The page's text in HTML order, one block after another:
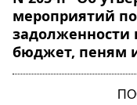
мероприятий
задолженности
бюджет, пеням